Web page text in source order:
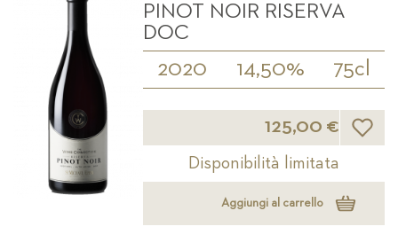
PINOT NOIR RISERVA
DOC
2020 14,50% 75cl
125,00 €
Disponibilità limitata
Aggiungi al carrello